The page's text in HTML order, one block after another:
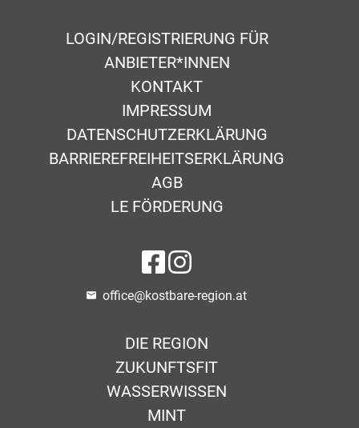
LOGIN/REGISTRIERUNG FÜR
ANBIETER*INNEN
KONTAKT
IMPRESSUM
DATENSCHUTZERKLÄRUNG
BARRIEREFREIHEITSERKLÄRUNG
AGB
LE FÖRDERUNG
auf Facebook
auf Instagram
office@kostbare-region.at
DIE REGION
ZUKUNFTSFIT
WASSERWISSEN
MINT